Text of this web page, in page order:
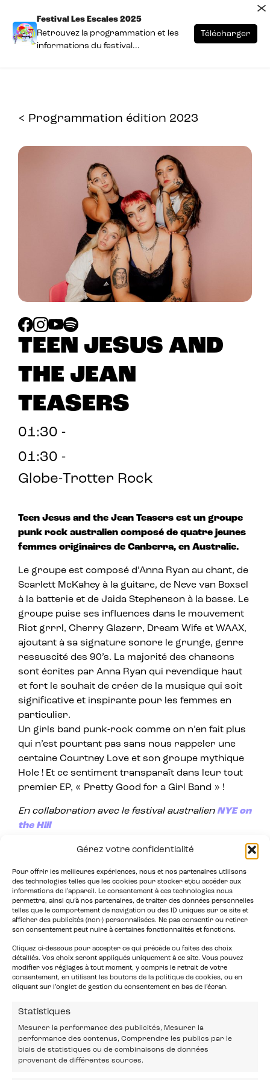
Gérez votre confidentialité
Pour offrir les meilleures expériences, nous et nos partenaires utilisons
des technologies telles que les cookies pour stocker et/ou accéder aux
informations de l’appareil. Le consentement à ces technologies nous
permettra, ainsi qu’à nos partenaires, de traiter des données personnelles
telles que le comportement de navigation ou des ID uniques sur ce site et
afficher des publicités (non-) personnalisées. Ne pas consentir ou retirer
son consentement peut nuire à certaines fonctionnalités et fonctions.
Cliquez ci-dessous pour accepter ce qui précède ou faites des choix
détaillés. Vos choix seront appliqués uniquement à ce site. Vous pouvez
modifier vos réglages à tout moment, y compris le retrait de votre
consentement, en utilisant les boutons de la politique de cookies, ou en
cliquant sur l’onglet de gestion du consentement en bas de l’écran.
Statistiques
Mesurer la performance des publicités, Mesurer la
performance des contenus, Comprendre les publics par le
biais de statistiques ou de combinaisons de données
provenant de différentes sources.
< Programmation édition 2023
TEEN JESUS AND
THE JEAN
TEASERS
01:30 -
01:30 -
Globe-Trotter Rock
Teen Jesus and the Jean Teasers est un groupe
punk rock australien composé de quatre jeunes
femmes originaires de Canberra, en Australie.
Le groupe est composé d’Anna Ryan au chant, de
Scarlett McKahey à la guitare, de Neve van Boxsel
à la batterie et de Jaida Stephenson à la basse. Le
groupe puise ses influences dans le mouvement
Riot grrrl, Cherry Glazerr, Dream Wife et WAAX,
ajoutant à sa signature sonore le grunge, genre
ressuscité des 90’s. La majorité des chansons
sont écrites par Anna Ryan qui revendique haut
et fort le souhait de créer de la musique qui soit
significative et inspirante pour les femmes en
particulier.
Un girls band punk-rock comme on n’en fait plus
qui n’est pourtant pas sans nous rappeler une
certaine Courtney Love et son groupe mythique
Hole ! Et ce sentiment transparaît dans leur tout
premier EP, « Pretty Good for a Girl Band » !
En collaboration avec le festival australienNYE on
the Hill
Festival Les Escales 2025
Retrouvez la programmation et les
informations du festival...
Télécharger
×